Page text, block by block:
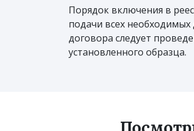
Порядок включения в
подачи всех необходимых
договора следует
установленного образца.